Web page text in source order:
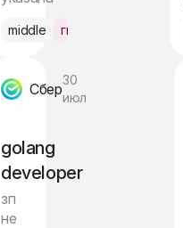
middle гибрид Питер
Сбер
30
июл
golang
developer
зп
не